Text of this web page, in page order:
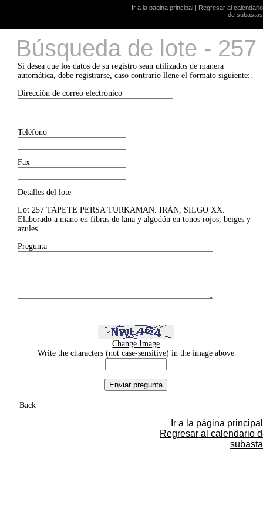
Ir a la página principal | Regresar al calendario
de subastas
Búsqueda de lote - 257
Si desea que los datos de su registro sean utilizados de manera
automática, debe registrarse, caso contrario llene el formatosiguiente:.
Dirección de correo electrónico
Teléfono
Fax
Detalles del lote
Lot 257 TAPETE PERSA TURKAMAN. IRÁN, SILGO XX.
Elaborado a mano en fibras de lana y algodón en tonos rojos, beiges y
azules.
Pregunta
Change Image
Write the characters (not case-sensitive) in the image above
Back
Ir a la página principal
Regresar al calendario